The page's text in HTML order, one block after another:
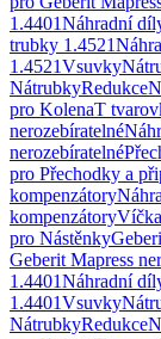
1.4401Náhradní
trubky 1.4521
1.4521Vsuvky
NátrubkyRedukce
pro KolenaT
nerozebíratelné
nerozebíratelné
pro Přechodky a
kompenzátory
kompenzátoryVíčka
pro Nástěnky
Geberit Mapress
1.4401Náhradní
1.4401Vsuvky
NátrubkyRedukce